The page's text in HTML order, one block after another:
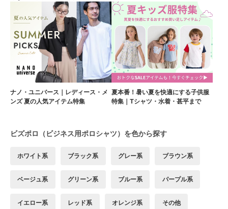
ナノ・ユニバース｜レディース・メ
ンズ 夏の人気アイテム特集
夏本番！暑い夏を快適にする子供服
特集｜Tシャツ・水着・甚平まで
ビズポロ（ビジネス用ポロシャツ）を色から探す
ホワイト系 ブラック系 グレー系 ブラウン系
ベージュ系 グリーン系 ブルー系 パープル系
イエロー系 レッド系 オレンジ系 その他